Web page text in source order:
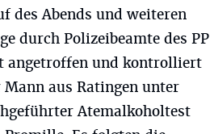
Abends und weiteren
durch Polizeibeamte des PP
angetroffen und kontrolliert
aus Ratingen unter
Atemalkoholtest